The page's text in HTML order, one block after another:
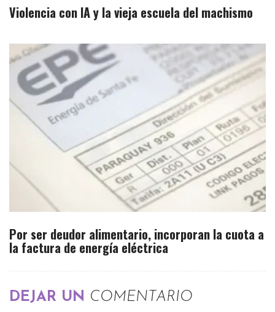
Violencia con IA y la vieja escuela del machismo
Por ser deudor alimentario, incorporan la cuota a
la factura de energía eléctrica
DEJAR UN COMENTARIO